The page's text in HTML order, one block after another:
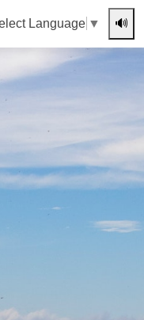
Language ▼ 🔊